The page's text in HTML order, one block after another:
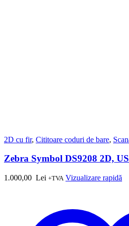
2D cu fir, Cititoare coduri de bare,
Zebra Symbol DS9208 2D,
1.000,00 Lei +TVA Vizualizare rapidă